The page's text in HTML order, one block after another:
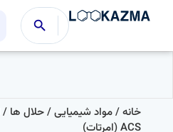
خانه/مواد شیمیایی/حلال ها /
ACS (امرتات)